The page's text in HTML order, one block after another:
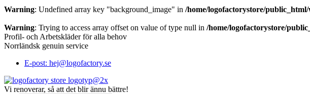
Warning: Undefined array key "background_image" in /home/logofactorystore/
Warning: Trying to access array offset on value of type null in /home/logofactorystore/
Profil- och Arbetskläder för alla behov
Norrländsk genuin service
E-post: hej@logofactory.se
Vi renoverar, så att det blir ännu bättre!